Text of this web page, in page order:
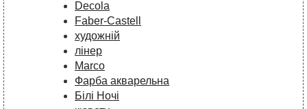
Decola
Faber-Castell
художній
лінер
Marco
Фарба акварельна
Білі Ночі